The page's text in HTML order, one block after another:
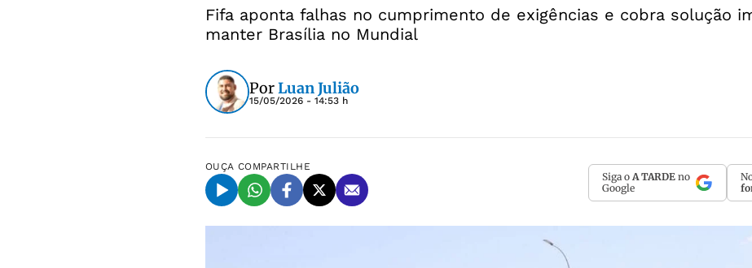
Fifa aponta falhas no cumprimento de exigências e cobra solução
manter Brasília no Mundial
PorLuan Julião
15/05/2026 - 14:53 h
OUÇA COMPARTILHE
Siga o A TARDE no
Google